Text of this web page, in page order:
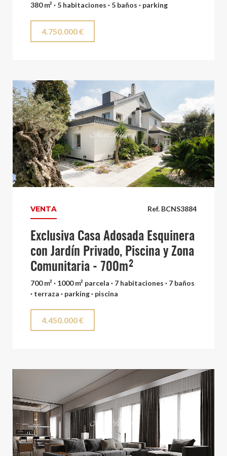
380 m² · 5 habitaciones · 5 baños · parking
4.750.000 €
Ref. BCNS3884
VENTA
Exclusiva Casa Adosada Esquinera
con Jardín Privado, Piscina y Zona
Comunitaria - 700m²
700 m² · 1000 m² parcela · 7 habitaciones · 7 baños
· terraza · parking · piscina
4.450.000 €